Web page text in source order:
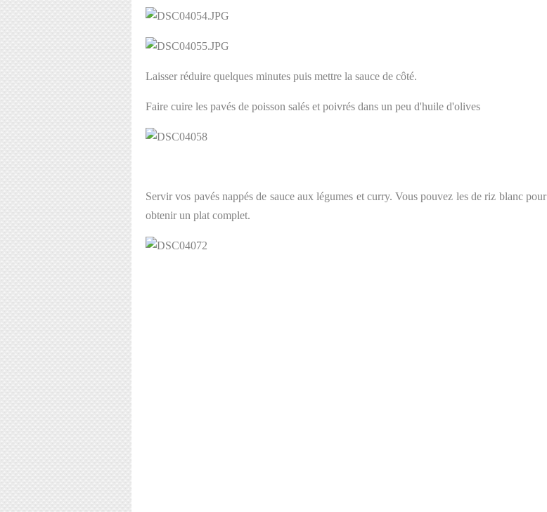
Laisser réduire quelques minutes puis mettre la sauce de côté.
Faire cuire les pavés de poisson salés et poivrés dans un peu d'huile d'olives
Servir vos pavés nappés de sauce aux légumes et curry. Vous pouvez les de riz blanc pour
obtenir un plat complet.